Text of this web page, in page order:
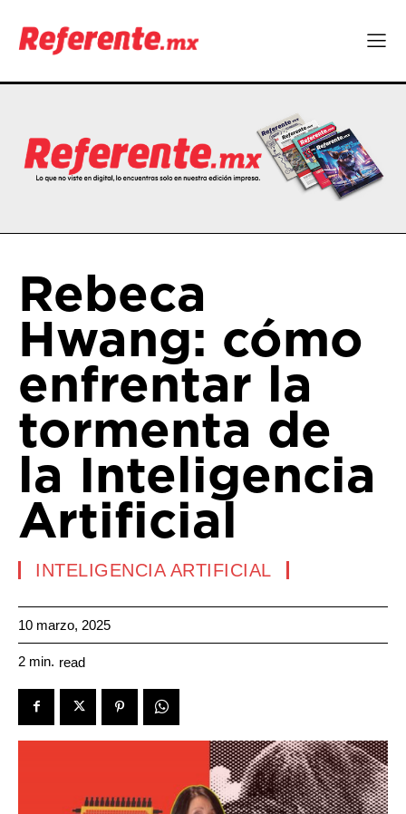
Rebeca
Hwang: cómo
enfrentar la
tormenta de
la Inteligencia
Artificial
INTELIGENCIA ARTIFICIAL
10 marzo, 2025
2 min. read